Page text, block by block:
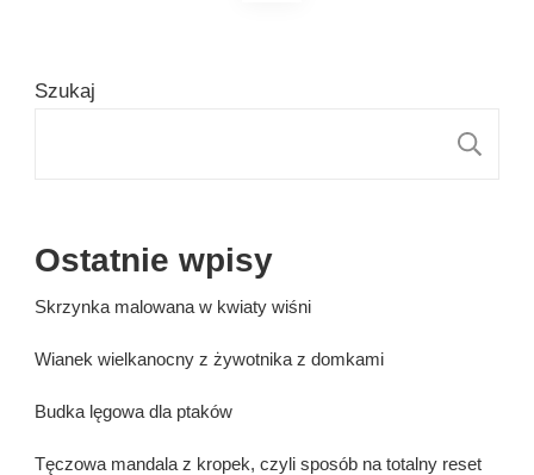
Szukaj
Ostatnie wpisy
Skrzynka malowana w kwiaty wiśni
Wianek wielkanocny z żywotnika z domkami
Budka lęgowa dla ptaków
Tęczowa mandala z kropek, czyli sposób na totalny reset